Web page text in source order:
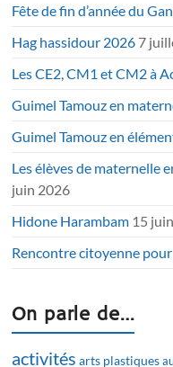
Fête de fin d’année du
Hag hassidour 2026 7
Les CE2, CM1 et CM2 à
Guimel Tamouz en
Guimel Tamouz en
Les élèves de maternelle
juin 2026
Hidone Harambam 15
Rencontre citoyenne
On parle de…
activités arts plastiques